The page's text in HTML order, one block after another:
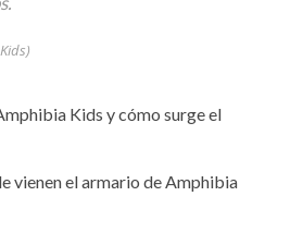
Kids y cómo surge el
vienen el armario de Amphibia